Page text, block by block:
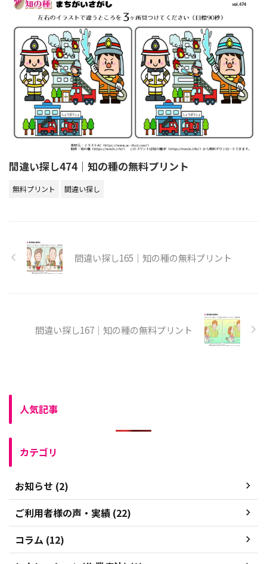
間違い探し474｜知の種の無料プリント
無料プリント 間違い探し
間違い探し165｜知の種の無料プリント
間違い探し167｜知の種の無料プリント
人気記事
カテゴリ
お知らせ (2)
ご利用者様の声・実績 (22)
コラム (12)